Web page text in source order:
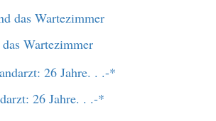
Wartezimmer
26 Jahre. . .-*